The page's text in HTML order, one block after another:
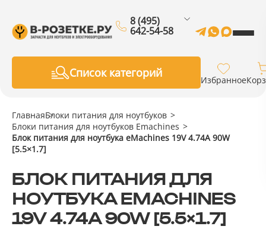
8 (495)
642-54-58
Список категорий
Избранное
ГлавнаяБлоки питания для ноутбуков
Блоки питания для ноутбуков Emachines
Блок питания для ноутбука eMachines 19V 4.74A 90W
[5.5×1.7]
БЛОК ПИТАНИЯ ДЛЯ
НОУТБУКА EMACHINES
19V 4.74A 90W [5.5×1.7]